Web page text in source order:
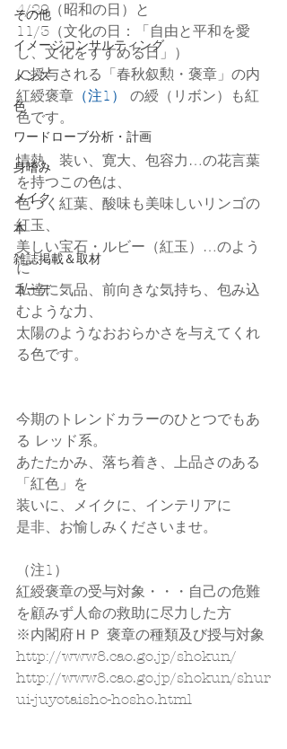
その他
イメージコンサルティング
メンズ
色
ワードローブ分析・計画
身嗜み
メイク
本
雑誌掲載＆取材
コーデ
4/29（昭和の日）と
11/3（文化の日：「自由と平和を愛
し、文化をすすめる日」）
に授与される「春秋叙勲・褒章」の内
紅綬褒章 （注1）
の綬（リボン）も紅
色です。
情熱、装い、寛大、包容力…の花言葉
を持つこの色は、
色づく紅葉、酸味も美味しいリンゴの
紅玉、
美しい宝石・ルビー（紅玉）…のよう
に
私達に気品、前向きな気持ち、包み込
むような力、
太陽のようなおおらかさを与えてくれ
る色です。
今期のトレンドカラーのひとつでもあ
る レッド系。
あたたかみ、落ち着き、上品さのある
「紅色」を
装いに、メイクに、インテリアに
是非、お愉しみくださいませ。
（注1）
紅綬褒章の受与対象・・・自己の危難
を顧みず人命の救助に尽力した方
※内閣府ＨＰ 褒章の種類及び授与対象
http://www8.cao.go.jp/shokun/
http://www8.cao.go.jp/shokun/shur
ui-juyotaisho-hosho.html